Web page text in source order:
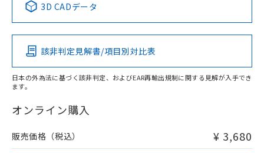
Pb Hg Cd Cr(VI)
O
在庫等で未対応品が混在する可能性があります。
問い合わせください。
3D CADデータ
該非判定見解書/項目別対比表
日本の外為法に基づく該非判定、およびEAR再輸出規制に関する見解が入手でき
ます。
オンライン購入
販売価格（税込） ¥ 3,680